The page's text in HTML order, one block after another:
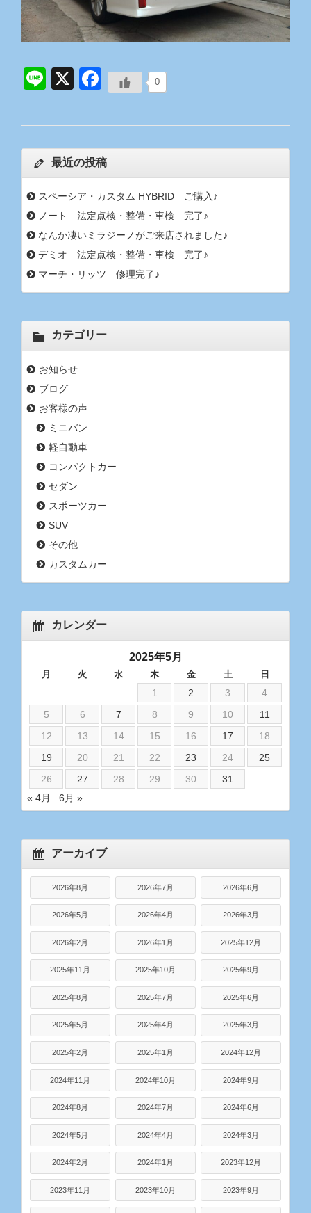
0
Line
X Facebook
最近の投稿
スペーシア・カスタム HYBRID ご購入♪
ノート 法定点検・整備・車検 完了♪
なんか凄いミラジーノがご来店されました♪
デミオ 法定点検・整備・車検 完了♪
マーチ・リッツ 修理完了♪
カテゴリー
お知らせ
ブログ
お客様の声
ミニバン
軽自動車
コンパクトカー
セダン
スポーツカー
SUV
その他
カスタムカー
カレンダー
2025年5月
月 火 水 木 金 土 日
1 2 3
4
5
6 7 8 9 10
11
12
13 14 15 16 17
18
19
20 21 22 23 24
25
26
27 28 29 30
31
« 4月
6月 »
アーカイブ
2026年8月 2026年7月 2026年6月
2026年5月 2026年4月 2026年3月
2026年2月 2026年1月 2025年12月
2025年11月 2025年10月 2025年9月
2025年8月 2025年7月 2025年6月
2025年5月 2025年4月 2025年3月
2025年2月 2025年1月 2024年12月
2024年11月 2024年10月 2024年9月
2024年8月 2024年7月 2024年6月
2024年5月 2024年4月 2024年3月
2024年2月 2024年1月 2023年12月
2023年11月 2023年10月 2023年9月